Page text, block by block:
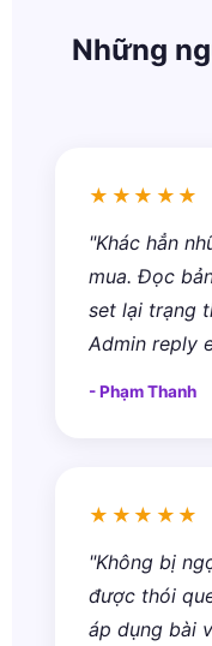
Những
★★★★★
"Khác hẳn
mua. Đọc
set lại trạng
Admin reply
- Phạm Thanh
★★★★★
"Không bị
được thói
áp dụng bài